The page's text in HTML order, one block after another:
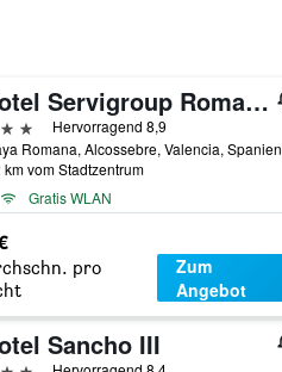
Hotel Servigroup Romana
Hervorragend 8,9
Romana, Alcossebre, Valencia, Spanien
km vom Stadtzentrum
Gratis WLAN
pro
Zum
Angebot
Sancho III